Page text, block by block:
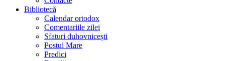
Bibliotecă
Calendar ortodox
Comentariile zilei
Sfaturi duhovnicești
Postul Mare
Predici